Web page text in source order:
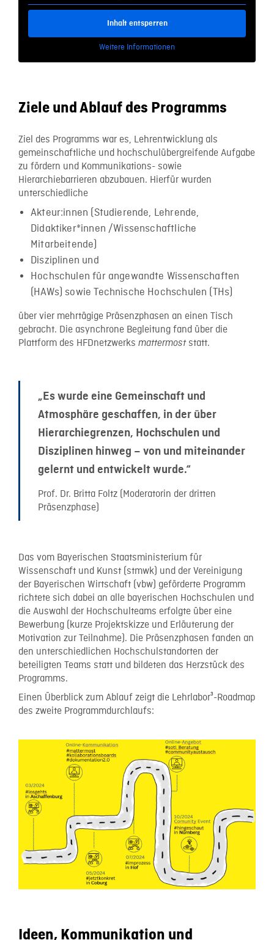
Inhalt entsperren
Weitere Informationen
Ziele und Ablauf des Programms
Ziel des Programms war es, Lehrentwicklung als
gemeinschaftliche und hochschulübergreifende Aufgabe
zu fördern und Kommunikations- sowie
Hierarchiebarrieren abzubauen. Hierfür wurden
unterschiedliche
Akteur:innen (Studierende, Lehrende,
Didaktiker*innen /Wissenschaftliche
Mitarbeitende)
Disziplinen und
Hochschulen für angewandte Wissenschaften
(HAWs) sowie Technische Hochschulen (THs)
über vier mehrtägige Präsenzphasen an einen Tisch
gebracht. Die asynchrone Begleitung fand über die
Plattform des HFDnetzwerks mattermoststatt.
„Es wurde eine Gemeinschaft und
Atmosphäre geschaffen, in der über
Hierarchiegrenzen, Hochschulen und
Disziplinen hinweg – von und miteinander
gelernt und entwickelt wurde.“
Prof. Dr. Britta Foltz (Moderatorin der dritten
Präsenzphase)
Das vom Bayerischen Staatsministerium für
Wissenschaft und Kunst (stmwk) und der Vereinigung
der Bayerischen Wirtschaft (vbw) geförderte Programm
richtete sich dabei an alle bayerischen Hochschulen und
die Auswahl der Hochschulteams erfolgte über eine
Bewerbung (kurze Projektskizze und Erläuterung der
Motivation zur Teilnahme). Die Präsenzphasen fanden an
den unterschiedlichen Hochschulstandorten der
beteiligten Teams statt und bildeten das Herzstück des
Programms.
Einen Überblick zum Ablauf zeigt die Lehrlabor³-Roadmap
des zweite Programmdurchlaufs:
Ideen, Kommunikation und